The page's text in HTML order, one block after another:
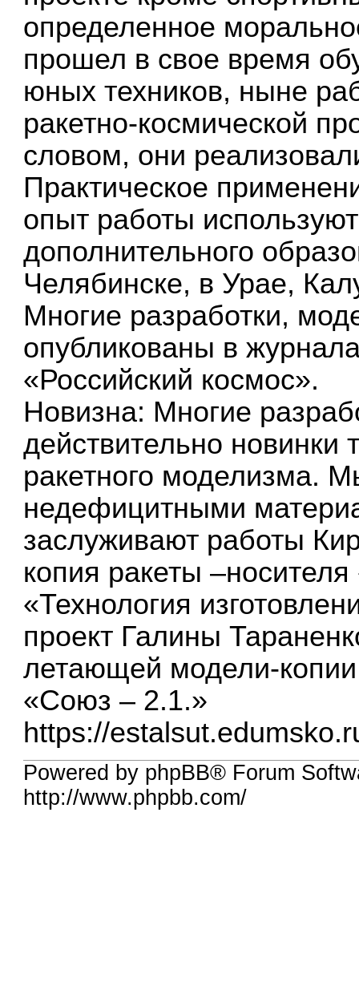
определенное
прошел в свое время
юных техников, ныне
ракетно-космической
словом, они
Практическое
опыт работы
дополнительного
Челябинске, в Урае,
Многие разработки,
опубликованы в
«Российский космос».
Новизна: Многие
действительно новинки
ракетного моделизма.
недефицитными
заслуживают работы
копия ракеты
«Технология
проект Галины
летающей модели-копии
«Союз – 2.1.»
https://
Powered by phpBB® Forum
http://www.phpbb.com/